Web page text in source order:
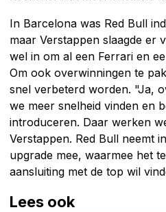
In Barcelona was Red Bull
maar Verstappen slaagde er
wel in om al een Ferrari en
Om ook overwinningen te
snel verbeterd worden. "Ja,
we meer snelheid vinden en
introduceren. Daar werken
Verstappen. Red Bull neemt
upgrade mee, waarmee het
aansluiting met de top wil
Lees ook